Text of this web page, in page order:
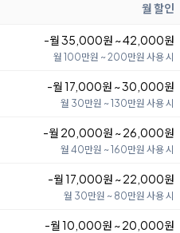
월 할인
-월 35,000원 ~ 42,000원
월 100만원 ~ 200만원 사용 시
-월 17,000원 ~ 30,000원
월 30만원 ~ 130만원 사용 시
-월 20,000원 ~ 26,000원
월 40만원 ~ 160만원 사용 시
-월 17,000원 ~ 22,000원
월 30만원 ~ 80만원 사용 시
-월 10,000원 ~ 20,000원